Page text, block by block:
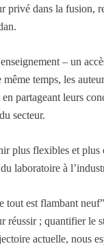
privé dans la fusion,
– ​​un
temps, les
partageant leurs
secteur.
plus flexibles et plus
laboratoire à
tout est flambant
réussir ; quantifier le
actuelle, nous